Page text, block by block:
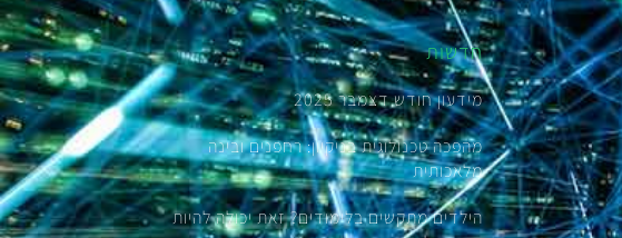
חדשות
מידעון חודש דצמבר 2025
מהפכה טכנולוגית בניקיון: רחפנים ובינה
מלאכותית
הילדים מתקשים בלימודים? זאת יכולה להיות